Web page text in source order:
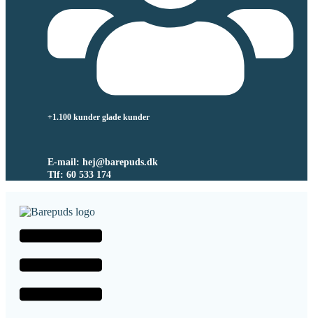
+1.100 kunder glade kunder
E-mail: hej@barepuds.dk
Tlf: 60 533 174